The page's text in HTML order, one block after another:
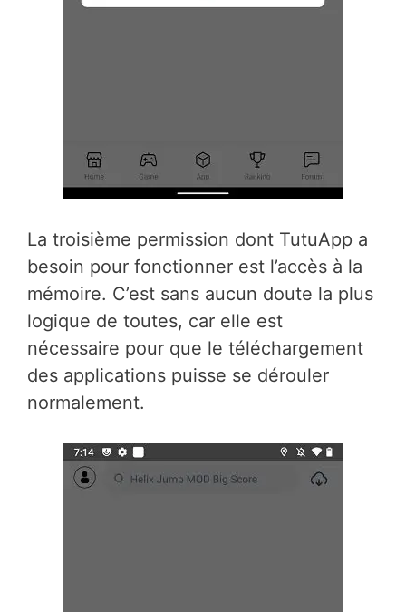
La troisième permission dont TutuApp a
besoin pour fonctionner est l’accès à la
mémoire. C’est sans aucun doute la plus
logique de toutes, car elle est
nécessaire pour que le téléchargement
des applications puisse se dérouler
normalement.